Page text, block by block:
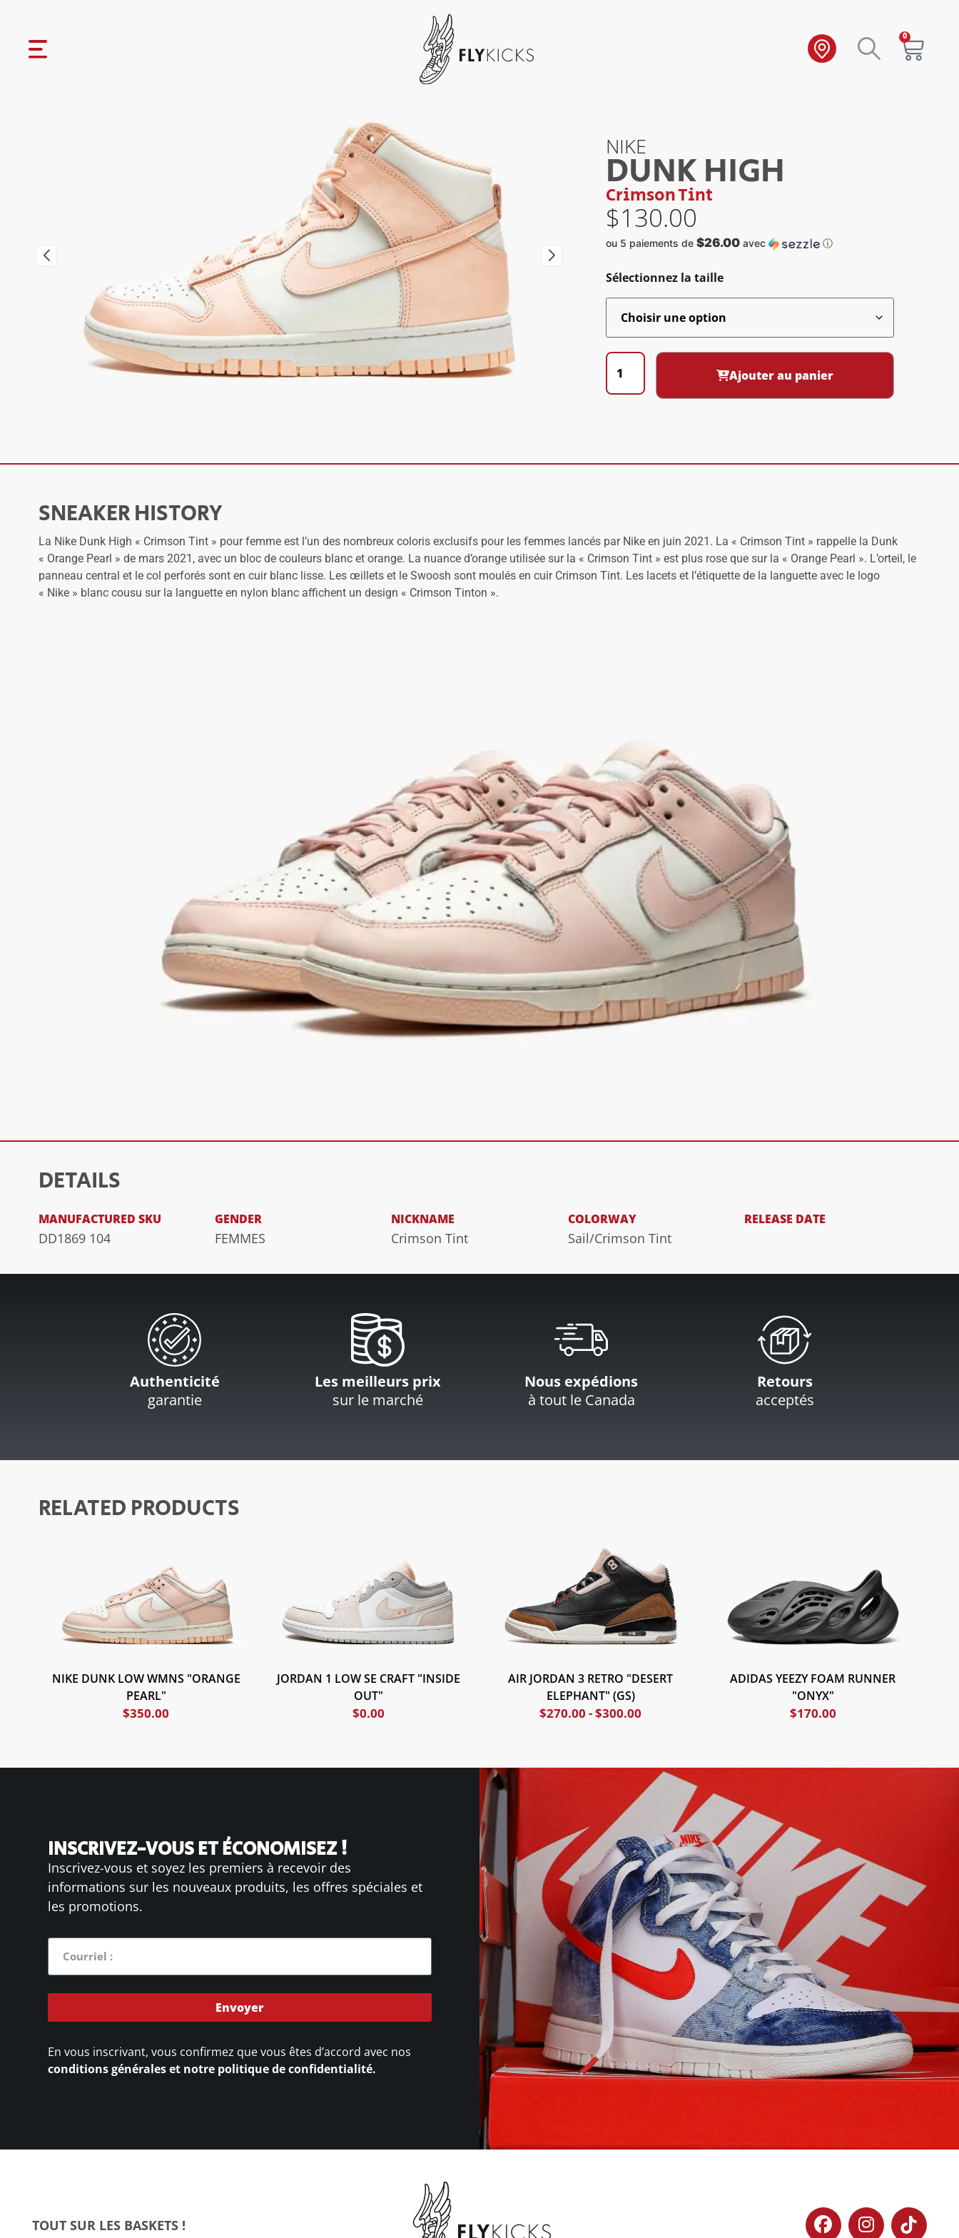
0
NIKE
DUNK HIGH
Crimson Tint
$130.00
ou 5 paiements de $26.00avec ⓘ
Sélectionnez la taille
Ajouter au panier
SNEAKER HISTORY
La Nike Dunk High « Crimson Tint » pour femme est l’un des nombreux coloris exclusifs pour les femmes lancés par Nike en juin 2021. La « Crimson Tint » rappelle la Dunk
« Orange Pearl » de mars 2021, avec un bloc de couleurs blanc et orange. La nuance d’orange utilisée sur la « Crimson Tint » est plus rose que sur la « Orange Pearl ». L’orteil, le
panneau central et le col perforés sont en cuir blanc lisse. Les œillets et le Swoosh sont moulés en cuir Crimson Tint. Les lacets et l’étiquette de la languette avec le logo
« Nike » blanc cousu sur la languette en nylon blanc affichent un design « Crimson Tinton ».
DETAILS
MANUFACTURED SKU
DD1869 104
GENDER
FEMMES
NICKNAME
Crimson Tint
COLORWAY
Sail/Crimson Tint
RELEASE DATE
Authenticité
garantie
Les meilleurs prix
sur le marché
Nous expédions
à tout le Canada
Retours
acceptés
RELATED PRODUCTS
NIKE DUNK LOW WMNS "ORANGE
PEARL"
$350.00
JORDAN 1 LOW SE CRAFT "INSIDE
OUT"
$0.00
AIR JORDAN 3 RETRO "DESERT
ELEPHANT" (GS)
$270.00 -$300.00
ADIDAS YEEZY FOAM RUNNER
"ONYX"
$170.00
INSCRIVEZ-VOUS ET ÉCONOMISEZ !
Inscrivez-vous et soyez les premiers à recevoir des
informations sur les nouveaux produits, les offres spéciales et
les promotions.
Envoyer
En vous inscrivant, vous confirmez que vous êtes d’accord avec nos
conditions générales et notre politique de confidentialité.
TOUT SUR LES BASKETS !